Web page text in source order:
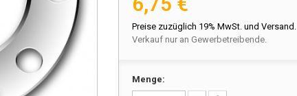
Preise zuzüglich 19% MwSt. und Versand.
Verkauf nur an Gewerbetreibende.
Menge: